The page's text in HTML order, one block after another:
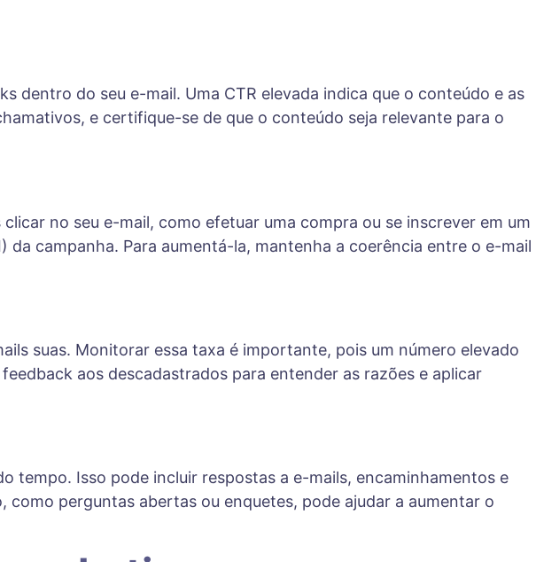
dentro do seu e-mail. Uma CTR elevada indica que o conteúdo e as
e certifique-se de que o conteúdo seja relevante para o
no seu e-mail, como efetuar uma compra ou se inscrever em um
campanha. Para aumentá-la, mantenha a coerência entre o e-mail
suas. Monitorar essa taxa é importante, pois um número elevado
aos descadastrados para entender as razões e aplicar
tempo. Isso pode incluir respostas a e-mails, encaminhamentos e
perguntas abertas ou enquetes, pode ajudar a aumentar o